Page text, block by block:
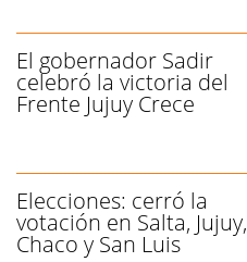
El gobernador Sadir
celebró la victoria del
Frente Jujuy Crece
Elecciones: cerró la
votación en Salta, Jujuy,
Chaco y San Luis